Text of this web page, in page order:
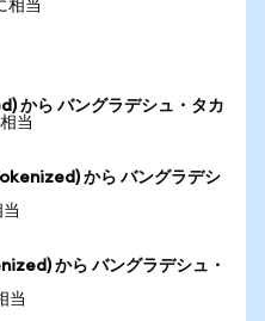
相当
から バングラデシュ・タカ
当
から バングラデシ
から バングラデシュ・
当